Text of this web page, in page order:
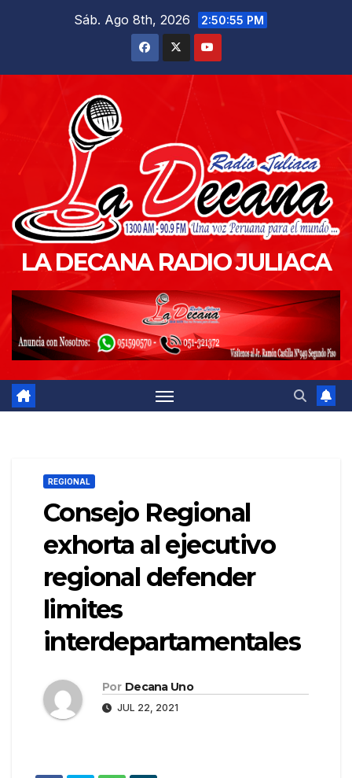
Sáb. Ago 8th, 2026 2:50:56 PM
LA DECANA RADIO JULIACA
REGIONAL
Consejo Regional
exhorta al ejecutivo
regional defender
limites
interdepartamentales
Por Decana Uno
JUL 22, 2021